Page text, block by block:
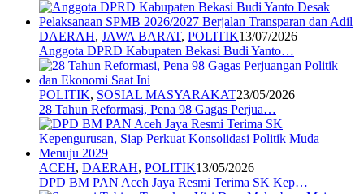
DAERAH, JAWA BARAT, POLITIK13/07/2026
Anggota DPRD Kabupaten Bekasi Budi Yanto…
POLITIK, SOSIAL MASYARAKAT23/05/2026
28 Tahun Reformasi, Pena 98 Gagas Perjua…
ACEH, DAERAH, POLITIK13/05/2026
DPD BM PAN Aceh Jaya Resmi Terima SK Kep…